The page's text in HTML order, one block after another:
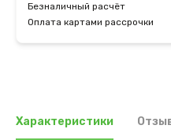
Безналичный расчёт
Оплата картами рассрочки
Характеристики